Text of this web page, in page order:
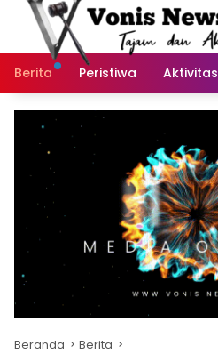
Langsung
Berita
Peristiwa Aktivitas
Beranda Berita